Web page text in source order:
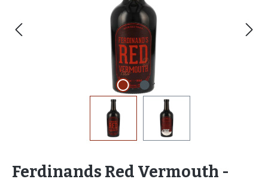
Ferdinands Red Vermouth -